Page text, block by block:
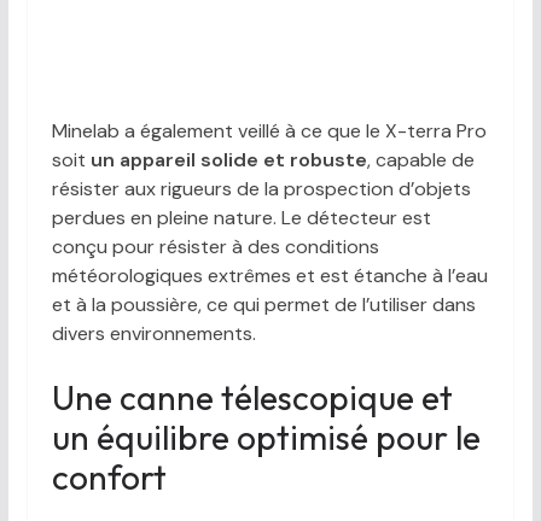
Minelab a également veillé à ce que le X-terra Pro
soit un appareil solide et robuste, capable de
résister aux rigueurs de la prospection d’objets
perdues en pleine nature. Le détecteur est
conçu pour résister à des conditions
météorologiques extrêmes et est étanche à l’eau
et à la poussière, ce qui permet de l’utiliser dans
divers environnements.
Une canne télescopique et
un équilibre optimisé pour le
confort